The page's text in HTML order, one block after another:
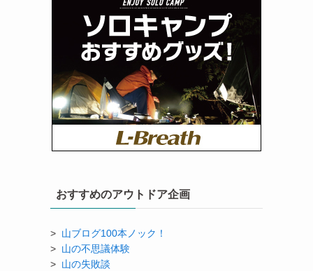
おすすめのアウトドア企画
> 山ブログ100本ノック！
> 山の不思議体験
> 山の失敗談